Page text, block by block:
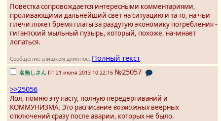
Повестка сопровождается интересными комментариями,
проливающими дальнейший свет на ситуацию и та то, на чьи
плечи ляжет бремя платы за раздутую экономику потребления -
гигантский мыльный пузырь, который, похоже, начинает
лопаться.
Сообщение слишком длинное. Полный текст.
名無しさん Пт 21 июня 2013 10:22:16 №25057
>>25056
Лол, помню эту пасту, полную передергиваний и
КОММУНИЗМА. Это расписание возможныхвеерных
отключений сразу после аварии, которых не было.